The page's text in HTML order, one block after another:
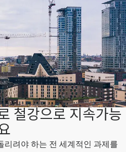
철강으로 지속가능
리려야 하는 전 세계적인 과제를